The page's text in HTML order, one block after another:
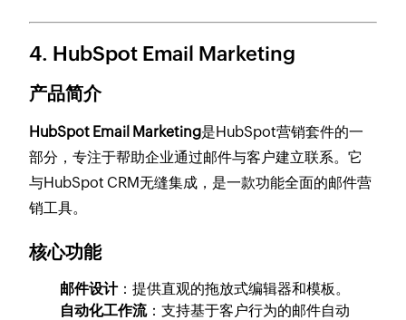
4. HubSpot Email Marketing
产品简介
HubSpot Email Marketing是HubSpot营销套件的一
部分，专注于帮助企业通过邮件与客户建立联系。它
与HubSpot CRM无缝集成，是一款功能全面的邮件营
销工具。
核心功能
邮件设计：提供直观的拖放式编辑器和模板。
自动化工作流：支持基于客户行为的邮件自动